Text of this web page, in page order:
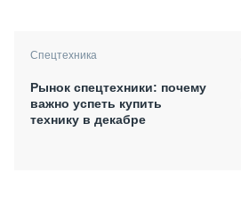
Спецтехника
Рынок спецтехники: почему
важно успеть купить
технику в декабре